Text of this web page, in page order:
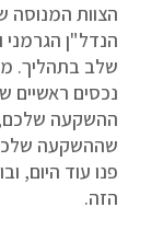
הצוות המנוסה
הנדל"ן הגרמני
שלב בתהליך.
נכסים ראשיים
ההשקעה שלכם,
שההשקעה
פנו עוד היום,
הזה.